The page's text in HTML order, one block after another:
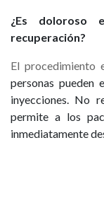
¿Es doloroso
recuperación?
El procedimiento
personas pueden
inyecciones. No
permite a los
inmediatamente